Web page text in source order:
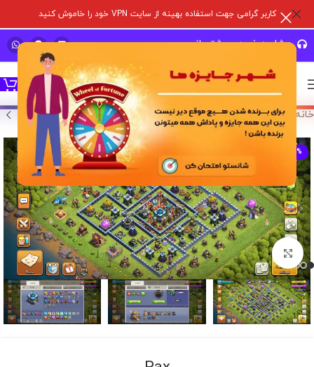
کاربر گرامی جهت استفاده بهینه از سایت VPN خود را خاموش کنید
مشاوره خرید و پشتیبانی سریع
خانه خرید اکانت بازی/اکانت کلش آف کلنز
-14%
برای بزرگنمایی کلیک کنید